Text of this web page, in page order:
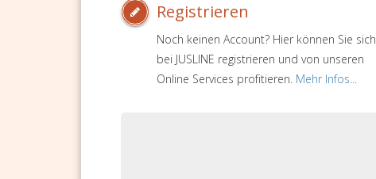
Registrieren
Noch keinen Account? Hier können Sie sich
bei JUSLINE registrieren und von unseren
Online Services profitieren. Mehr Infos...